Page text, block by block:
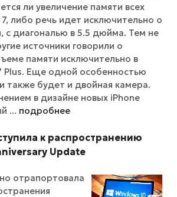
ли увеличение памяти всех
либо речь идет исключительно о
с диагональю в 5.5 дюйма. Тем не
источники говорили о
памяти исключительно в
Plus. Еще одной особенностью
также будет и двойная камера.
в дизайне новых iPhone
... подробнее
к распространению
Update
отрапортовала